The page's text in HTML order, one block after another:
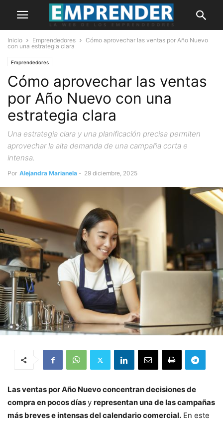
Inicio Emprendedores
Cómo aprovechar las ventas por Año Nuevo
con una estrategia clara
Emprendedores
Cómo aprovechar las ventas
por Año Nuevo con una
estrategia clara
Una estrategia clara y una planificación precisa permiten
aprovechar la alta demanda de una campaña corta e
intensa.
Por Alejandra Marianela - 29 diciembre, 2025
Las ventas por Año Nuevo concentran decisiones de
compra en pocos díasy representan una de las campañas
más breves e intensas del calendario comercial. En este